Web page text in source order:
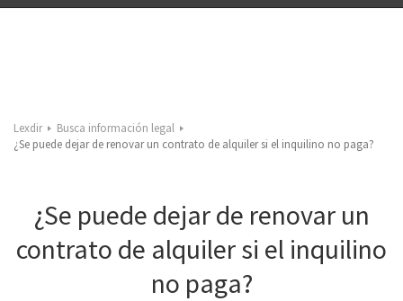
Lexdir
Busca información legal
¿Se puede dejar de renovar un contrato de alquiler si el inquilino no paga?
¿Se puede dejar de renovar un
contrato de alquiler si el inquilino
no paga?